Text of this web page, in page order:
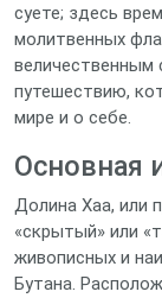
суете; здесь
молитвенных
величественным
путешествию,
мире и о себе.
Основная
Долина Хаа, или
«скрытый» или
живописных и
Бутана.